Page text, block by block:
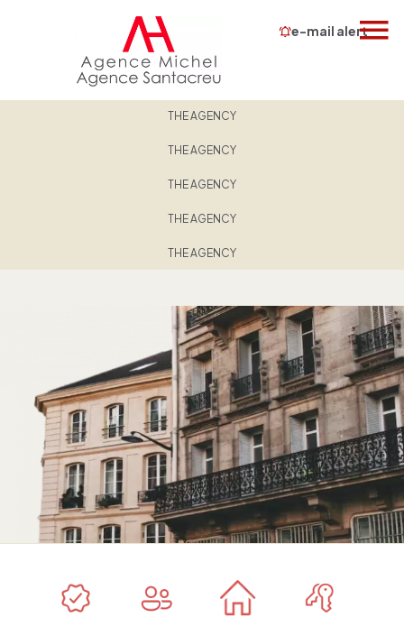
e-mail alert
THE AGENCY
THE AGENCY
THE AGENCY
THE AGENCY
THE AGENCY